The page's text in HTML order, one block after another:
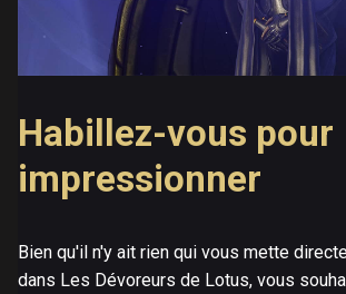
Habillez-vous pour
impressionner
Bien qu'il n'y ait rien qui vous mette
dans Les Dévoreurs de Lotus, vous